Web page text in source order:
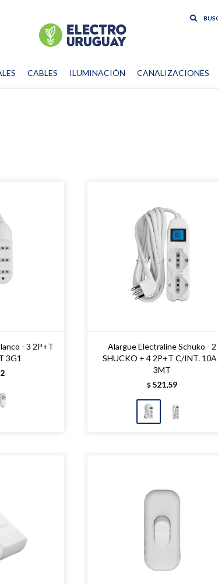
CABLES ILUMINACIÓN CANALIZACIONES
- 3 2P+T
3G1
Alargue Electraline Schuko - 2
SHUCKO + 4 2P+T C/INT. 10A
3MT
$ 521,59